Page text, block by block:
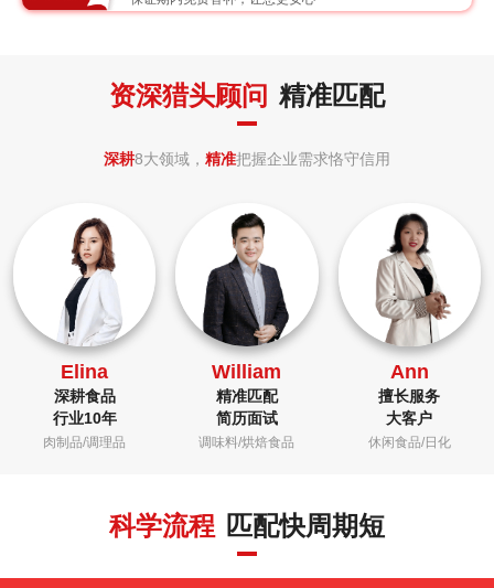
资深猎头顾问 精准匹配
深耕8大领域， 精准把握企业需求恪守信用
Elina
深耕食品
行业10年
肉制品/调理品
William
精准匹配
简历面试
调味料/烘焙食品
Ann
擅长服务
大客户
休闲食品/日化
科学流程 匹配快周期短